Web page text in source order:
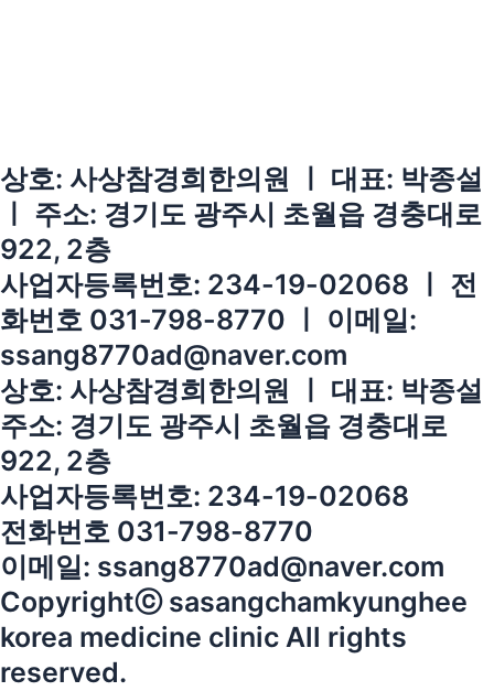
상호: 사상참경희한의원 ㅣ 대표: 박종설
ㅣ 주소: 경기도 광주시 초월읍 경충대로
922, 2층
사업자등록번호: 234-19-02068 ㅣ 전
화번호 031-798-8770 ㅣ 이메일:
ssang8770ad@naver.com
상호: 사상참경희한의원 ㅣ 대표: 박종설
주소: 경기도 광주시 초월읍 경충대로
922, 2층
사업자등록번호: 234-19-02068
전화번호 031-798-8770
이메일: ssang8770ad@naver.com
Copyrightⓒ sasangchamkyunghee
korea medicine clinic All rights
reserved.